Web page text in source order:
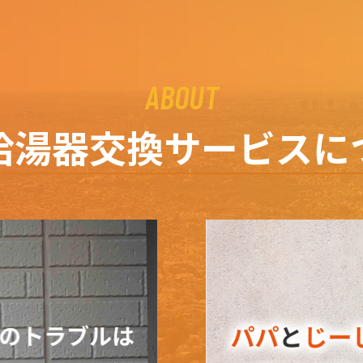
ABOUT
湯器交換サービスに